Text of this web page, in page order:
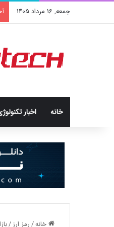
جمعه, 16 مرداد 1405
خانه اخبار
خانه/رمز ارز/